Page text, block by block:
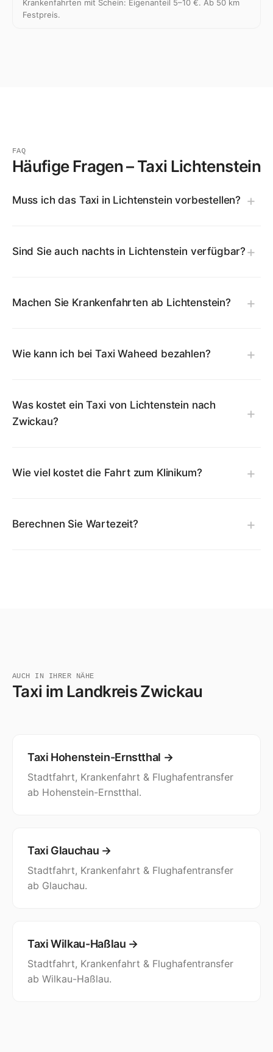
Krankenfahrten mit Schein: Eigenanteil 5–10 €. Ab 50 km
Festpreis.
FAQ
Häufige Fragen – Taxi Lichtenstein
Muss ich das Taxi in Lichtenstein vorbestellen?
Sind Sie auch nachts in Lichtenstein verfügbar?
Machen Sie Krankenfahrten ab Lichtenstein?
Wie kann ich bei Taxi Waheed bezahlen?
Was kostet ein Taxi von Lichtenstein nach
Zwickau?
Wie viel kostet die Fahrt zum Klinikum?
Berechnen Sie Wartezeit?
AUCH IN IHRER NÄHE
Taxi im Landkreis Zwickau
Taxi Hohenstein-Ernstthal →
Stadtfahrt, Krankenfahrt & Flughafentransfer
ab Hohenstein-Ernstthal.
Taxi Glauchau →
Stadtfahrt, Krankenfahrt & Flughafentransfer
ab Glauchau.
Taxi Wilkau-Haßlau →
Stadtfahrt, Krankenfahrt & Flughafentransfer
ab Wilkau-Haßlau.